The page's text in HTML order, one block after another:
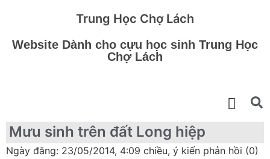
Trung Học Chợ Lách
Website Dành cho cựu học sinh Trung Học
Chợ Lách
Mưu sinh trên đất Long hiệp
Ngày đăng: 23/05/2014, 4:09 chiều, ý kiến phản hồi (0)